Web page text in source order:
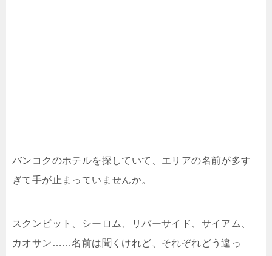
バンコクのホテルを探していて、エリアの名前が多す
ぎて手が止まっていませんか。
スクンビット、シーロム、リバーサイド、サイアム、
カオサン……名前は聞くけれど、それぞれどう違っ